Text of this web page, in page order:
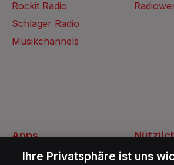
Rockit Radio
Schlager Radio
Musikchannels
Kontakt
Apps
Energy Radio App
Ihre Privatsphäre ist uns